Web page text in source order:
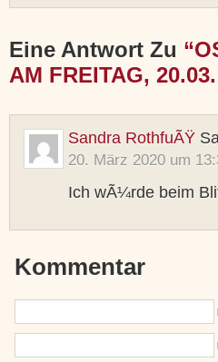
Eine Antwort Zu
AM FREITAG,
Sandra RothfuÃŸ
20. März 2020 um
Ich wÃ¼rde beim
Kommentar